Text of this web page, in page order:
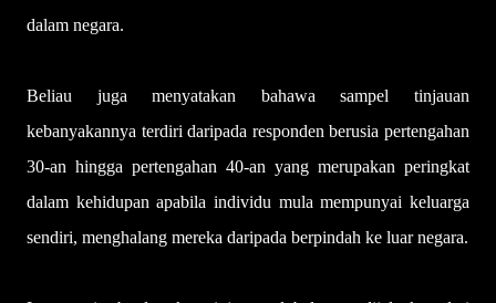
dalam negara.
Beliau juga menyatakan bahawa sampel tinjauan
kebanyakannya terdiri daripada responden berusia pertengahan
30-an hingga pertengahan 40-an yang merupakan peringkat
dalam kehidupan apabila individu mula mempunyai keluarga
sendiri, menghalang mereka daripada berpindah ke luar negara.